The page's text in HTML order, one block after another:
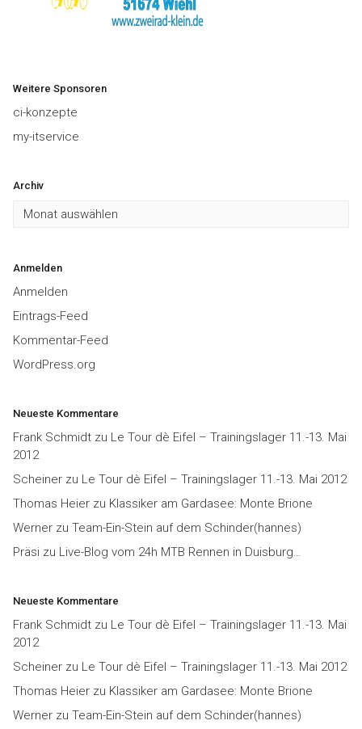
Weitere Sponsoren
ci-konzepte
my-itservice
Archiv
Archiv
Anmelden
Anmelden
Eintrags-Feed
Kommentar-Feed
WordPress.org
Neueste Kommentare
Frank Schmidt zu Le Tour dè Eifel – Trainingslager 11.-13. Mai
2012
Scheiner zu Le Tour dè Eifel – Trainingslager 11.-13. Mai 2012
Thomas Heier zu Klassiker am Gardasee: Monte Brione
Werner zu Team-Ein-Stein auf dem Schinder(hannes)
Präsi zu Live-Blog vom 24h MTB Rennen in Duisburg…
Neueste Kommentare
Frank Schmidt zu Le Tour dè Eifel – Trainingslager 11.-13. Mai
2012
Scheiner zu Le Tour dè Eifel – Trainingslager 11.-13. Mai 2012
Thomas Heier zu Klassiker am Gardasee: Monte Brione
Werner zu Team-Ein-Stein auf dem Schinder(hannes)